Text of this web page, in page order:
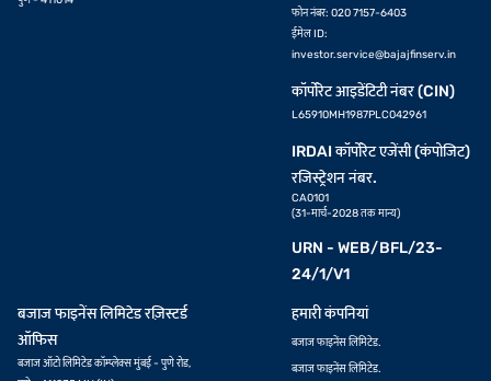
फोन नंबर: 020 7157-6403
ईमेल ID:
investor.service@bajajfinserv.in
कॉर्पोरेट आइडेंटिटी नंबर (CIN)
L65910MH1987PLC042961
IRDAI कॉर्पोरेट एजेंसी (कंपोजिट)
रजिस्ट्रेशन नंबर.
CA0101
(31-मार्च-2028 तक मान्य)
URN - WEB/BFL/23-
24/1/V1
बजाज फाइनेंस लिमिटेड रज़िस्टर्ड
ऑफिस
बजाज ऑटो लिमिटेड कॉम्प्लेक्स मुंबई - पुणे रोड,
हमारी कंपनियां
बजाज फाइनेंस लिमिटेड.
बजाज फाइनेंस लिमिटेड.